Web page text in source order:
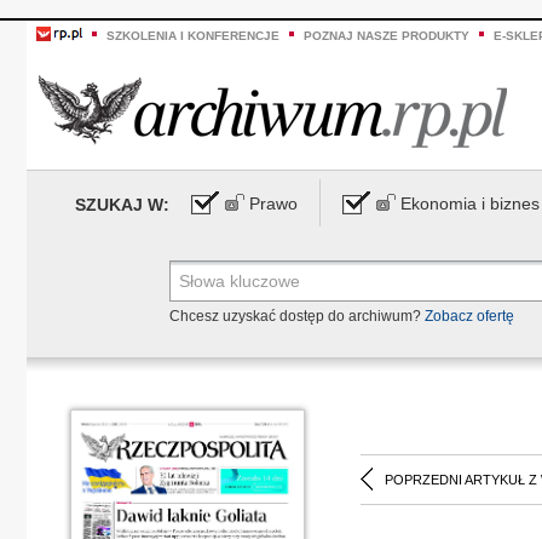
SZKOLENIA I KONFERENCJE POZNAJ NASZE PRODUKTY E-
SZUKAJ W: Prawo Ekonomia i biznes
Chcesz uzyskać dostęp do archiwum? Zobacz ofertę
POPRZEDNI ARTYKUŁ Z